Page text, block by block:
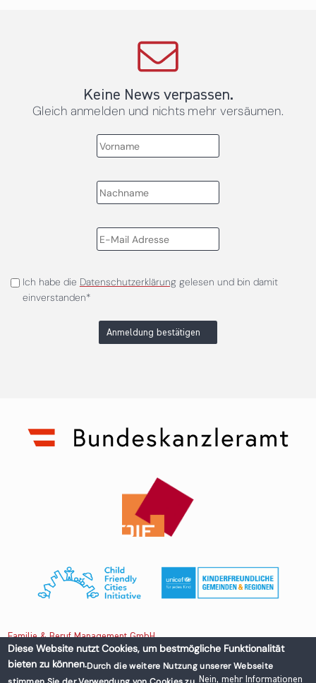
Keine News verpassen.
Gleich anmelden und nichts mehr versäumen.
Ich habe die Datenschutzerklärunggelesen und bin damit
einverstanden*
Anmeldung bestätigen
Familie & Beruf Management GmbH
Untere Donaustraße 13-15/3 1020 Wien, Austria
Diese Website nutzt Cookies, um bestmögliche Funktionalität
bieten zu können.Durch die weitere Nutzung unserer Webseite
Nein, mehr Informationen